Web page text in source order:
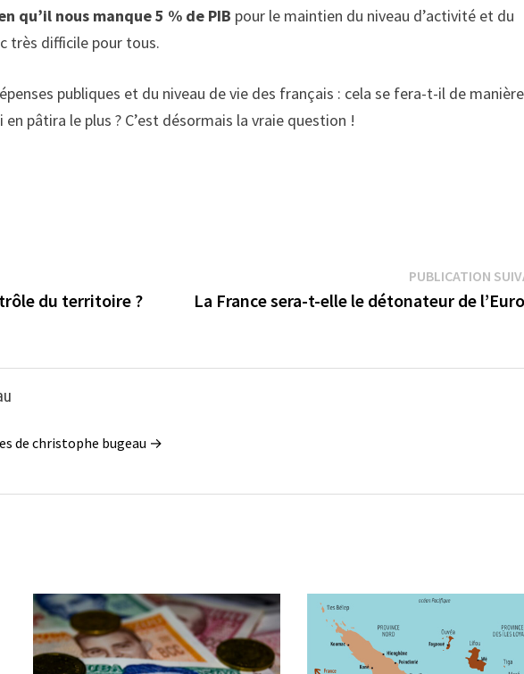
qu’il nous manque 5 % de PIB pour le maintien du niveau d’activité et du
très difficile pour tous.
publiques et du niveau de vie des français : cela se fera-t-il de manière
pâtira le plus ? C’est désormais la vraie question !
du territoire ?
PUBLICATION
La France sera-t-elle le détonateur de
de christophe bugeau →